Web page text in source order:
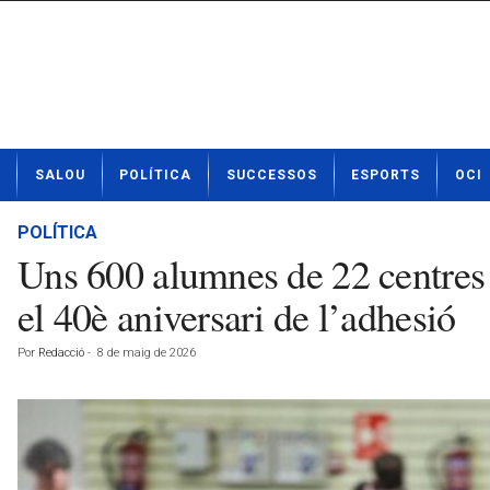
t
SALOU POLÍTICA SUCCESSOS ESPORTS OCI
POLÍTICA
Uns 600 alumnes de 22
el 40è aniversari de l’adhesió
Por Redacció - 8 de maig de 2026